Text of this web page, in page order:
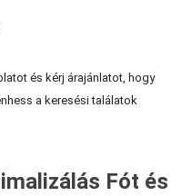
és kérj árajánlatot, hogy
a keresési találatok
Fót és